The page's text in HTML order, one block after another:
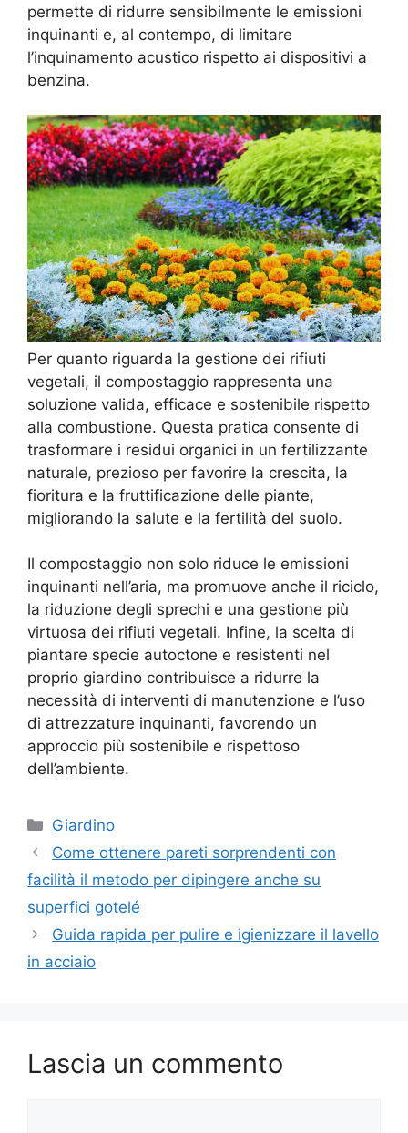
permette di ridurre sensibilmente le emissioni
inquinanti e, al contempo, di limitare
l’inquinamento acustico rispetto ai dispositivi a
benzina.
Per quanto riguarda la gestione dei rifiuti
vegetali, il compostaggio rappresenta una
soluzione valida, efficace e sostenibile rispetto
alla combustione. Questa pratica consente di
trasformare i residui organici in un fertilizzante
naturale, prezioso per favorire la crescita, la
fioritura e la fruttificazione delle piante,
migliorando la salute e la fertilità del suolo.
Il compostaggio non solo riduce le emissioni
inquinanti nell’aria, ma promuove anche il riciclo,
la riduzione degli sprechi e una gestione più
virtuosa dei rifiuti vegetali. Infine, la scelta di
piantare specie autoctone e resistenti nel
proprio giardino contribuisce a ridurre la
necessità di interventi di manutenzione e l’uso
di attrezzature inquinanti, favorendo un
approccio più sostenibile e rispettoso
dell’ambiente.
Categorie
Giardino
Come ottenere pareti sorprendenti con
facilità il metodo per dipingere anche su
superfici gotelé
Guida rapida per pulire e igienizzare il lavello
in acciaio
Lascia un commento